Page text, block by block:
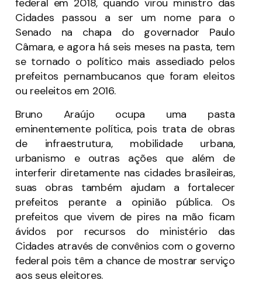
federal em 2018, quando virou ministro das
Cidades passou a ser um nome para o
Senado na chapa do governador Paulo
Câmara, e agora há seis meses na pasta, tem
se tornado o político mais assediado pelos
prefeitos pernambucanos que foram eleitos
ou reeleitos em 2016.
Bruno Araújo ocupa uma pasta
eminentemente política, pois trata de obras
de infraestrutura, mobilidade urbana,
urbanismo e outras ações que além de
interferir diretamente nas cidades brasileiras,
suas obras também ajudam a fortalecer
prefeitos perante a opinião pública. Os
prefeitos que vivem de pires na mão ficam
ávidos por recursos do ministério das
Cidades através de convênios com o governo
federal pois têm a chance de mostrar serviço
aos seus eleitores.